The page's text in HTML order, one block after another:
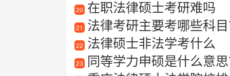
20 在职法律硕士考研难吗
21 法律考研主要考哪些科
22 法律硕士非法学考什么
23 同等学力申硕是什么意